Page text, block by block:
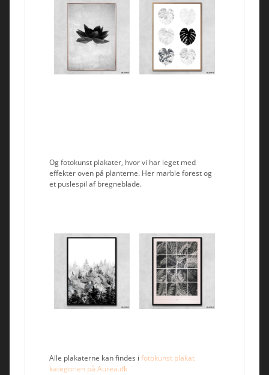
Og fotokunst plakater, hvor vi har leget med
effekter oven på planterne. Her marble forest og
et puslespil af bregneblade.
Alle plakaterne kan findes i fotokunst plakat
kategorien på Aurea.dk